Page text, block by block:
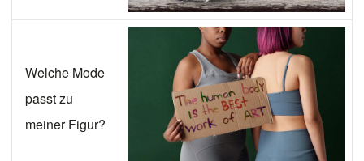
Welche Mode
passt zu
meiner Figur?